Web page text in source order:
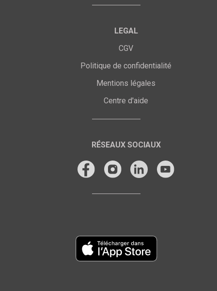
LEGAL
CGV
Politique de confidentialité
Mentions légales
Centre d'aide
RÉSEAUX SOCIAUX